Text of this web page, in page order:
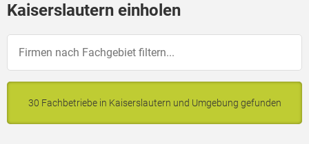
Kaiserslautern einholen
30 Fachbetriebe in Kaiserslautern und Umgebung gefunden